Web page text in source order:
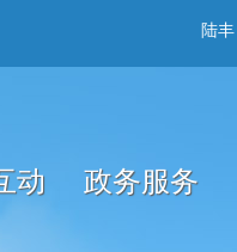
陆丰
动 政务服务